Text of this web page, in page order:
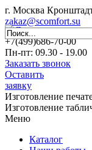
г. Москва
zakaz@scomfort.su
+7(499)686-70-00
Пн-пт: 09.30 - 19.00
Заказать звонок
Оставить
заявку
Изготовление
Изготовление
Меню
Каталог